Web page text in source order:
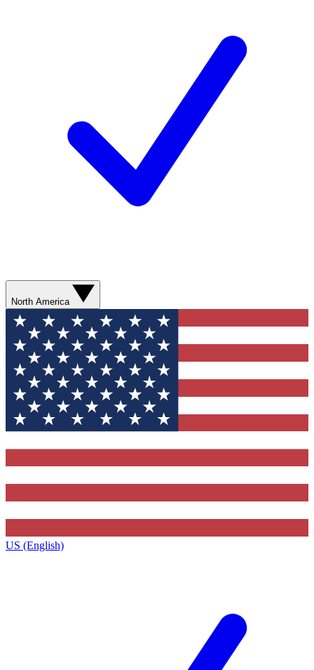
North America
US (English)